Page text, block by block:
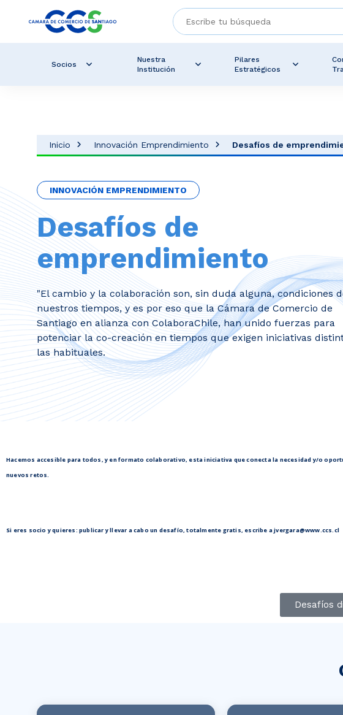
Socios
Nuestra
Institución
Pilares
Estratégicos
Inicio Innovación Emprendimiento Desafíos de
INNOVACIÓN EMPRENDIMIENTO
Desafíos de
emprendimiento
"El cambio y la colaboración son, sin duda alguna, condiciones
nuestros tiempos, y es por eso que la Cámara de Comercio de
Santiago en alianza con ColaboraChile, han unido fuerzas para
potenciar la co-creación en tiempos que exigen iniciativas
las habituales.
Hacemos accesible para todos, y en formato colaborativo, esta iniciativa que conecta la necesidad y/o
nuevos retos.
Si eres socio y quieres: publicar y llevar a cabo un desafío, totalmente gratis, escribe a jvergara@www.ccs.cl
Desafíos